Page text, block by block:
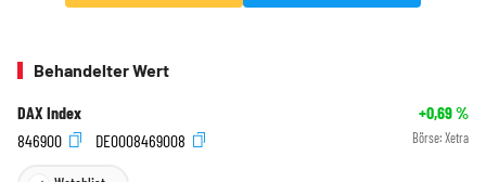
Behandelter Wert
DAX Index +0,69%
846900
DE0008469008 Börse: Xetra